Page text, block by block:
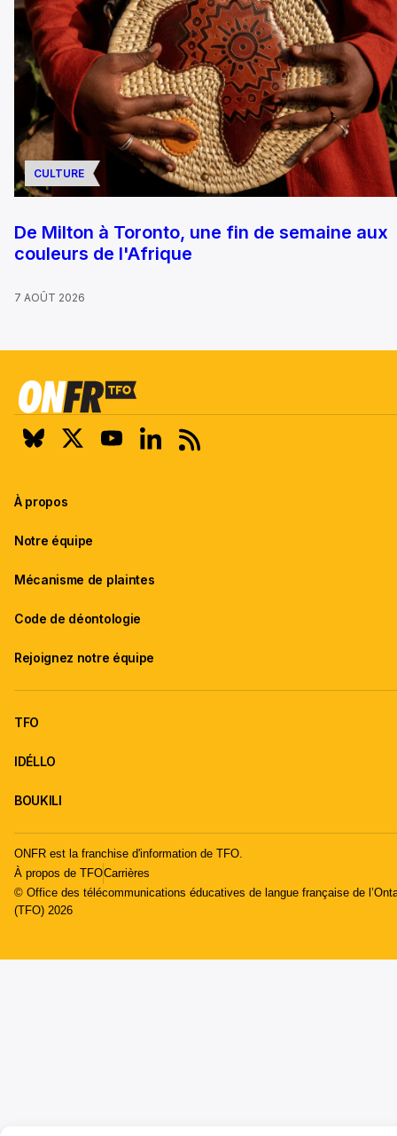
CULTURE
De Milton à Toronto, une fin de semaine aux
couleurs de l'Afrique
7 AOÛT 2026
À propos
Notre équipe
Mécanisme de plaintes
Code de déontologie
Rejoignez notre équipe
TFO
IDÉLLO
BOUKILI
ONFR est la franchise d'information de TFO.
À propos de TFOCarrières
© Office des télécommunications éducatives de langue française de
(TFO) 2026